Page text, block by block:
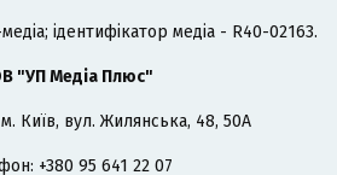
ідентифікатор медіа - R40-02163.
"УП Медіа Плюс"
Київ, вул. Жилянська, 48, 50А
+380 95 641 22 07